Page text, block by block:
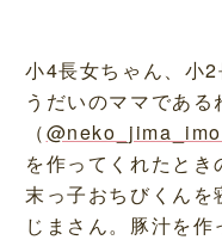
小4長女ちゃん、小
うだいのママである
（
を作ってくれたとき
末っ子おちびくんを
じまさん。豚汁を